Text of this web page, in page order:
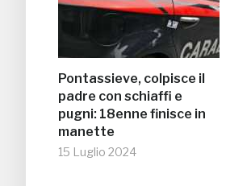
Pontassieve, colpisce il
padre con schiaffi e
pugni: 18enne finisce in
manette
15 Luglio 2024